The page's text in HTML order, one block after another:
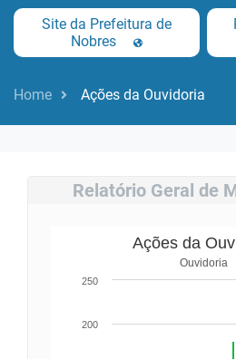
Site da Prefeitura de
Nobres
Home Ações da Ouvidoria
Relatório Geral de
Ações da
Ouvidoria
200
250